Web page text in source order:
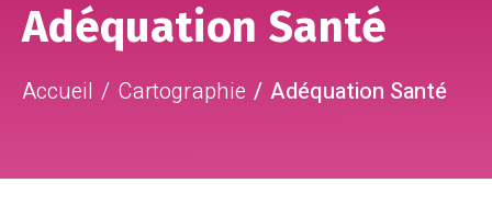
Adéquation Santé
Accueil Cartographie Adéquation Santé